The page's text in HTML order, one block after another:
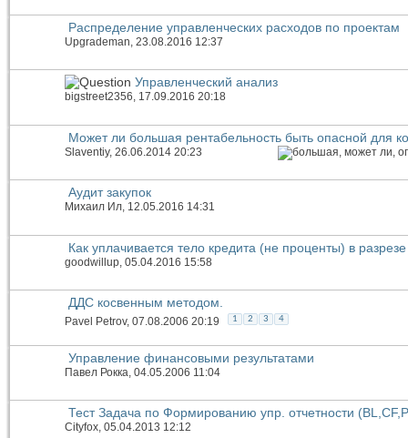
Распределение управленческих расходов по проектам
Upgrademan , 23.08.2016 12:37
Управленческий анализ
bigstreet2356, 17.09.2016 20:18
Может ли большая рентабельность быть опасной для
Slaventiy, 26.06.2014 20:23
Аудит закупок
Михаил Ил, 12.05.2016 14:31
Как уплачивается тело кредита (не проценты) в
goodwillup , 05.04.2016 15:58
ДДС косвенным методом.
Pavel Petrov, 07.08.2006 20:19 1 2 3 4
Управление финансовыми результатами
Павел Рокка , 04.05.2006 11:04
Тест Задача по Формированию упр. отчетности
Cityfox, 05.04.2013 12:12